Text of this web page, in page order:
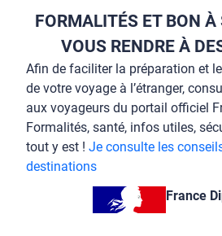
FORMALITÉS ET BON À
VOUS RENDRE À
Afin de faciliter la préparation et
de votre voyage à l’étranger,
aux voyageurs du portail officiel
Formalités, santé, infos utiles,
tout y est ! Je consulte les
destinations
France